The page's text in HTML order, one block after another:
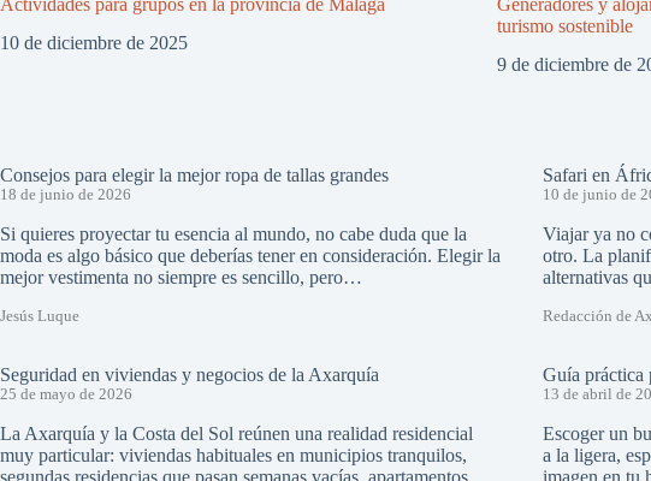
10 de diciembre de 2025
turismo sostenible
9 de diciembre de
Consejos para elegir la mejor ropa de tallas grandes
18 de junio de 2026
Si quieres proyectar tu esencia al mundo, no cabe duda que la
moda es algo básico que deberías tener en consideración. Elegir la
mejor vestimenta no siempre es sencillo, pero…
Jesús Luque
Safari en
10 de junio de
Viajar ya no
otro. La
alternativas
Redacción de
Seguridad en viviendas y negocios de la Axarquía
25 de mayo de 2026
La Axarquía y la Costa del Sol reúnen una realidad residencial
muy particular: viviendas habituales en municipios tranquilos,
Guía práctica
13 de abril de
Escoger un
a la ligera,